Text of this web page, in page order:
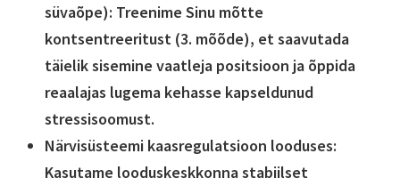
süvaõpe): Treenime Sinu mõtte
kontsentreeritust (3. mõõde), et saavutada
täielik sisemine vaatleja positsioon ja õppida
reaalajas lugema kehasse kapseldunud
stressisoomust.
Närvisüsteemi kaasregulatsioon looduses:
Kasutame looduskeskkonna stabiilset